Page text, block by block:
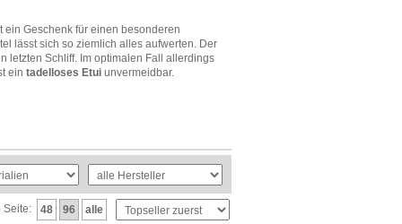
ein Geschenk für einen besonderen
lässt sich so ziemlich alles aufwerten. Der
letzten Schliff. Im optimalen Fall allerdings
ein tadelloses Etui unvermeidbar.
bereit. Doch nicht nur wer anderen
sondern auch für die vielen kleinen
Kinder lassen sich etwa von den
Seite: alle
96
48